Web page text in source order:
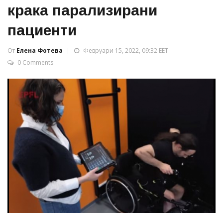
крака парализирани
пациенти
От Елена Фотева
Февруари 15, 2022, 09:32 EET
0 Comments